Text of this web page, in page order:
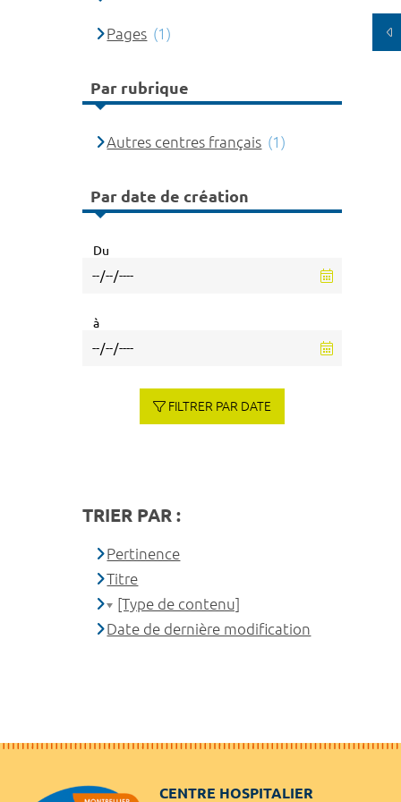
Pages (1)
Par rubrique
Autres centres français (1)
Par date de création
Du
à
FILTRER PAR DATE
TRIER PAR :
Pertinence
Titre
[Type de contenu]
Date de dernière modification
CENTRE HOSPITALIER